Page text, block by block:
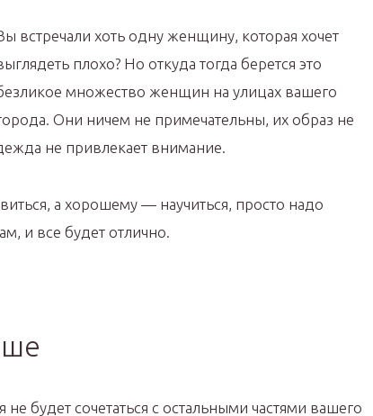
встречали хоть одну женщину, которая хочет
плохо? Но откуда тогда берется это
множество женщин на улицах вашего
Они ничем не примечательны, их образ не
не привлекает внимание.
а хорошему — научиться, просто надо
и все будет отлично.
будет сочетаться с остальными частями вашего